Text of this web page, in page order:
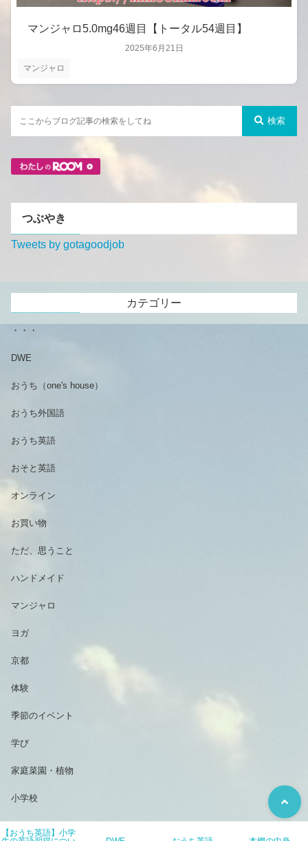
マンジャロ
2025年6月21日
マンジャロ5.0mg46週目【トータル54週目】
検索
つぶやき
Tweets by gotagoodjob
カテゴリー
・・・
DWE
おうち（one's house）
おうち外国語
おうち英語
おそと英語
オンライン
お買い物
ただ、思うこと
ハンドメイド
マンジャロ
ヨガ
京都
体験
季節のイベント
学び
家庭菜園・植物
小学校
【おうち英語】小学